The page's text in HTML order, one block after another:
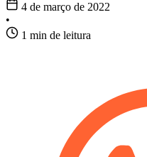
4 de março de 2022
•
1 min de leitura